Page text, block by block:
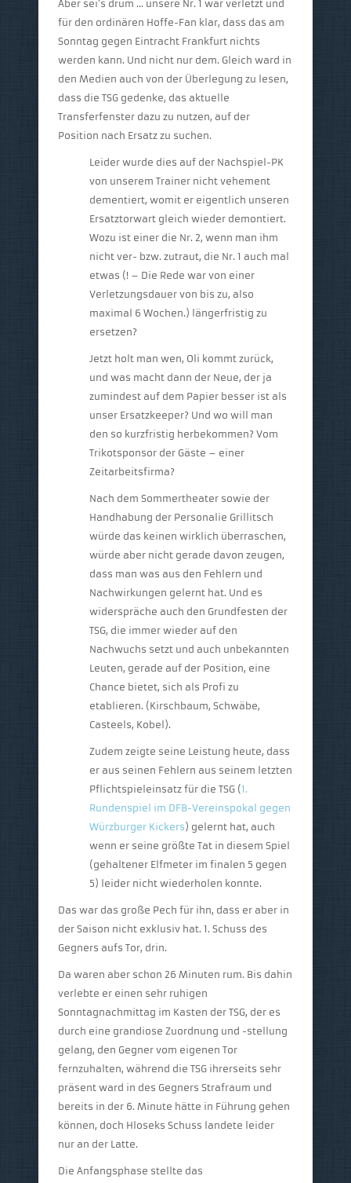
Aber sei’s drum … unsere Nr. 1 war verletzt und
für den ordinären Hoffe-Fan klar, dass das am
Sonntag gegen Eintracht Frankfurt nichts
werden kann. Und nicht nur dem. Gleich ward in
den Medien auch von der Überlegung zu lesen,
dass die TSG gedenke, das aktuelle
Transferfenster dazu zu nutzen, auf der
Position nach Ersatz zu suchen.
Leider wurde dies auf der Nachspiel-PK
von unserem Trainer nicht vehement
dementiert, womit er eigentlich unseren
Ersatztorwart gleich wieder demontiert.
Wozu ist einer die Nr. 2, wenn man ihm
nicht ver- bzw. zutraut, die Nr. 1 auch mal
etwas (! – Die Rede war von einer
Verletzungsdauer von bis zu, also
maximal 6 Wochen.) längerfristig zu
ersetzen?
Jetzt holt man wen, Oli kommt zurück,
und was macht dann der Neue, der ja
zumindest auf dem Papier besser ist als
unser Ersatzkeeper? Und wo will man
den so kurzfristig herbekommen? Vom
Trikotsponsor der Gäste – einer
Zeitarbeitsfirma?
Nach dem Sommertheater sowie der
Handhabung der Personalie Grillitsch
würde das keinen wirklich überraschen,
würde aber nicht gerade davon zeugen,
dass man was aus den Fehlern und
Nachwirkungen gelernt hat. Und es
widerspräche auch den Grundfesten der
TSG, die immer wieder auf den
Nachwuchs setzt und auch unbekannten
Leuten, gerade auf der Position, eine
Chance bietet, sich als Profi zu
etablieren. (Kirschbaum, Schwäbe,
Casteels, Kobel).
Zudem zeigte seine Leistung heute, dass
er aus seinen Fehlern aus seinem letzten
Pflichtspieleinsatz für die TSG (1.
Rundenspiel im DFB-Vereinspokal gegen
Würzburger Kickers ) gelernt hat, auch
wenn er seine größte Tat in diesem Spiel
(gehaltener Elfmeter im finalen 5 gegen
5) leider nicht wiederholen konnte.
Das war das große Pech für ihn, dass er aber in
der Saison nicht exklusiv hat. 1. Schuss des
Gegners aufs Tor, drin.
Da waren aber schon 26 Minuten rum. Bis dahin
verlebte er einen sehr ruhigen
Sonntagnachmittag im Kasten der TSG, der es
durch eine grandiose Zuordnung und -stellung
gelang, den Gegner vom eigenen Tor
fernzuhalten, während die TSG ihrerseits sehr
präsent ward in des Gegners Strafraum und
bereits in der 6. Minute hätte in Führung gehen
können, doch Hloseks Schuss landete leider
nur an der Latte.
Die Anfangsphase stellte das